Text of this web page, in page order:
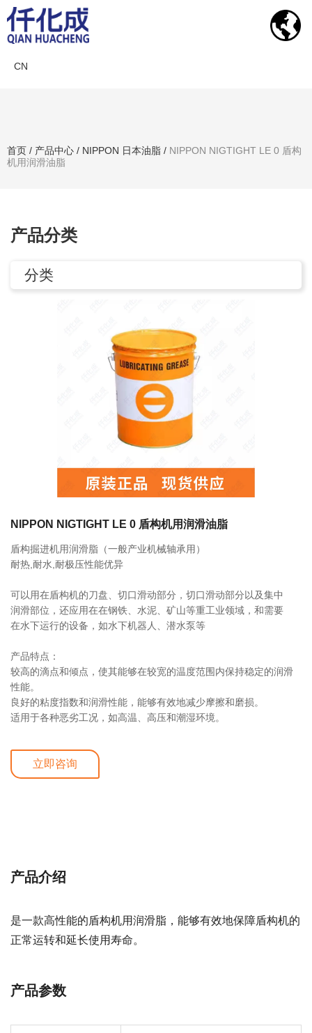
CN
首页 / 产品中心 / NIPPON 日本油脂 / NIPPON NIGTIGHT LE 0 盾构
机用润滑油脂
产品分类
分类
0755-86192801
q1508@126.COM
深圳市南山区前海路振业国际商务中心21楼2102
找不到任何内容
NIPPON NIGTIGHT LE 0 盾构机用润滑油脂
盾构掘进机用润滑脂（一般产业机械轴承用）
耐热,耐水,耐极压性能优异
可以用在盾构机的刀盘、切口滑动部分，切口滑动部分以及集中
润滑部位，还应用在在钢铁、水泥、矿山等重工业领域，和需要
在水下运行的设备，如水下机器人、潜水泵等
产品特点：
较高的滴点和倾点，使其能够在较宽的温度范围内保持稳定的润滑
性能。
良好的粘度指数和润滑性能，能够有效地减少摩擦和磨损。
适用于各种恶劣工况，如高温、高压和潮湿环境。
立即咨询
产品介绍
是一款高性能的盾构机用润滑脂，能够有效地保障盾构机的
正常运转和延长使用寿命。
产品参数